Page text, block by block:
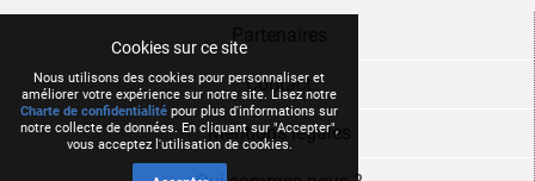
Cookies sur ce site
Nous utilisons des cookies pour personnaliser et
améliorer votre expérience sur notre site. Lisez notre
Charte de confidentialité pour plus d'informations sur
notre collecte de données. En cliquant sur "Accepter",
vous acceptez l'utilisation de cookies.
Partenaires
Contact
Mentions légales